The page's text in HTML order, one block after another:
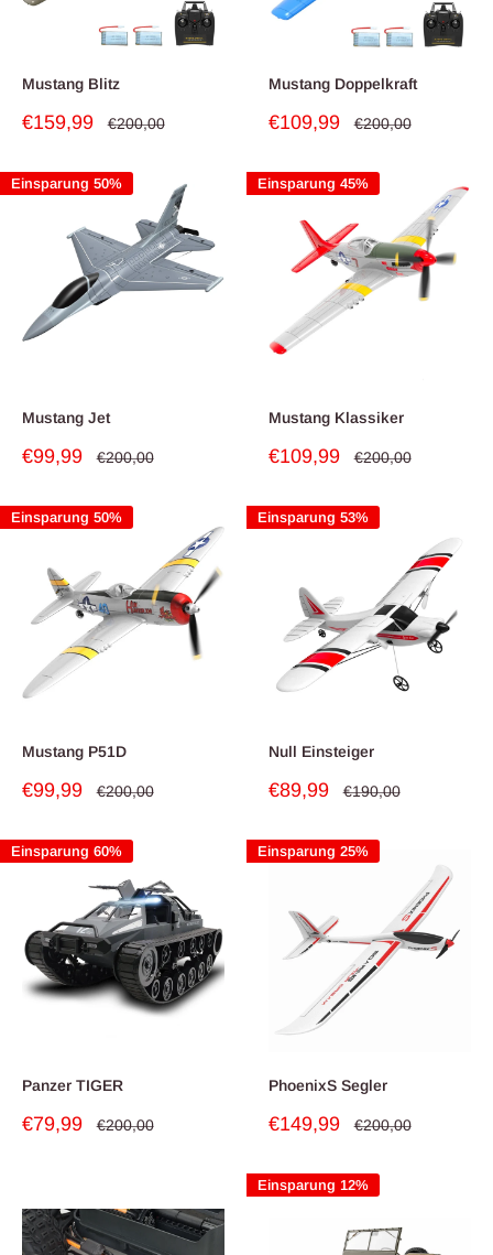
Mustang Blitz
Sonderpreis
€159,99 Normalpreis
€200,00
Mustang Doppelkraft
Sonderpreis
€109,99 Normalpreis
€200,00
Einsparung 50%
Mustang Jet
Sonderpreis
€99,99 Normalpreis
€200,00
Einsparung 45%
Mustang Klassiker
Sonderpreis
€109,99 Normalpreis
€200,00
Einsparung 50%
Mustang P51D
Sonderpreis
€99,99 Normalpreis
€200,00
Einsparung 53%
Null Einsteiger
Sonderpreis
€89,99 Normalpreis
€190,00
Einsparung 60%
Panzer TIGER
Sonderpreis
€79,99 Normalpreis
€200,00
Einsparung 25%
PhoenixS Segler
Sonderpreis
€149,99 Normalpreis
€200,00
Einsparung 12%